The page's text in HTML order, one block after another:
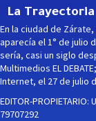
La Trayectoria
En la ciudad de
aparecía el 1° de julio
sería, casi un siglo
Multimedios EL
Internet, el 27 de julio
EDITOR-
79707292